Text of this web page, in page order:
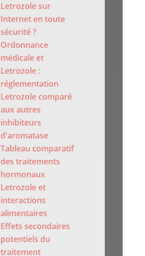
Letrozole sur
Internet en toute
sécurité ?
Ordonnance
médicale et
Letrozole :
réglementation
Letrozole comparé
aux autres
inhibiteurs
d'aromatase
Tableau comparatif
des traitements
hormonaux
Letrozole et
interactions
alimentaires
Effets secondaires
potentiels du
traitement